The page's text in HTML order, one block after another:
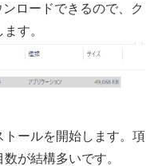
ロードできるので、ク
す。
ールを開始します。項
が結構多いです。